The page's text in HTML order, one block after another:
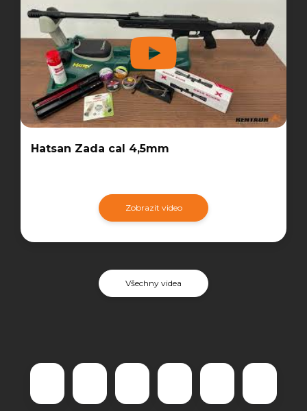
Hatsan Zada cal 4,5mm
Zobrazit video
Všechny videa